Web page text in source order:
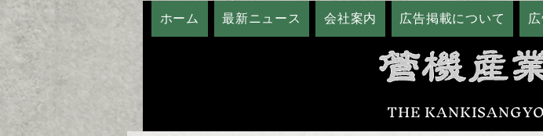
ホーム 最新ニュース 会社案内 広告掲載について
THE